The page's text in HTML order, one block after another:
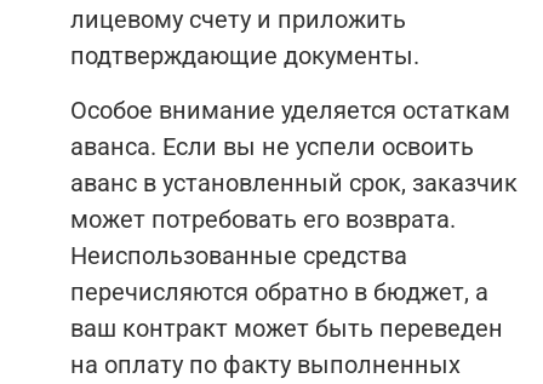
лицевому счету и приложить
подтверждающие документы.
Особое внимание уделяется остаткам
аванса. Если вы не успели освоить
аванс в установленный срок, заказчик
может потребовать его возврата.
Неиспользованные средства
перечисляются обратно в бюджет, а
ваш контракт может быть переведен
на оплату по факту выполненных